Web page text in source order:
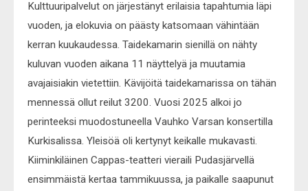
Kulttuuripalvelut on järjestänyt erilaisia tapahtumia läpi
vuoden, ja elokuvia on päästy katsomaan vähintään
kerran kuukaudessa. Taidekamarin sienillä on nähty
kuluvan vuoden aikana 11 näyttelyä ja muutamia
avajaisiakin vietettiin. Kävijöitä taidekamarissa on tähän
mennessä ollut reilut 3200. Vuosi 2025 alkoi jo
perinteeksi muodostuneella Vauhko Varsan konsertilla
Kurkisalissa. Yleisöä oli kertynyt keikalle mukavasti.
Kiiminkiläinen Cappas-teatteri vieraili Pudasjärvellä
ensimmäistä kertaa tammikuussa, ja paikalle saapunut